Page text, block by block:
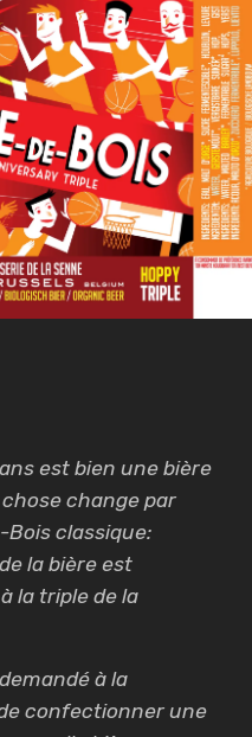
est bien une bière
change par
classique:
la bière est
la triple de la
à la
confectionner une